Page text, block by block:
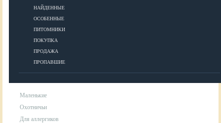
НАЙДЕННЫЕ
ОСОБЕННЫЕ
ПИТОМНИКИ
ПОКУПКА
ПРОДАЖА
ПРОПАВШИЕ
Гигиена
Уход за шерстью
Аксессуары для ухода за собакой
Маленькие
Охотничьи
Для аллергиков